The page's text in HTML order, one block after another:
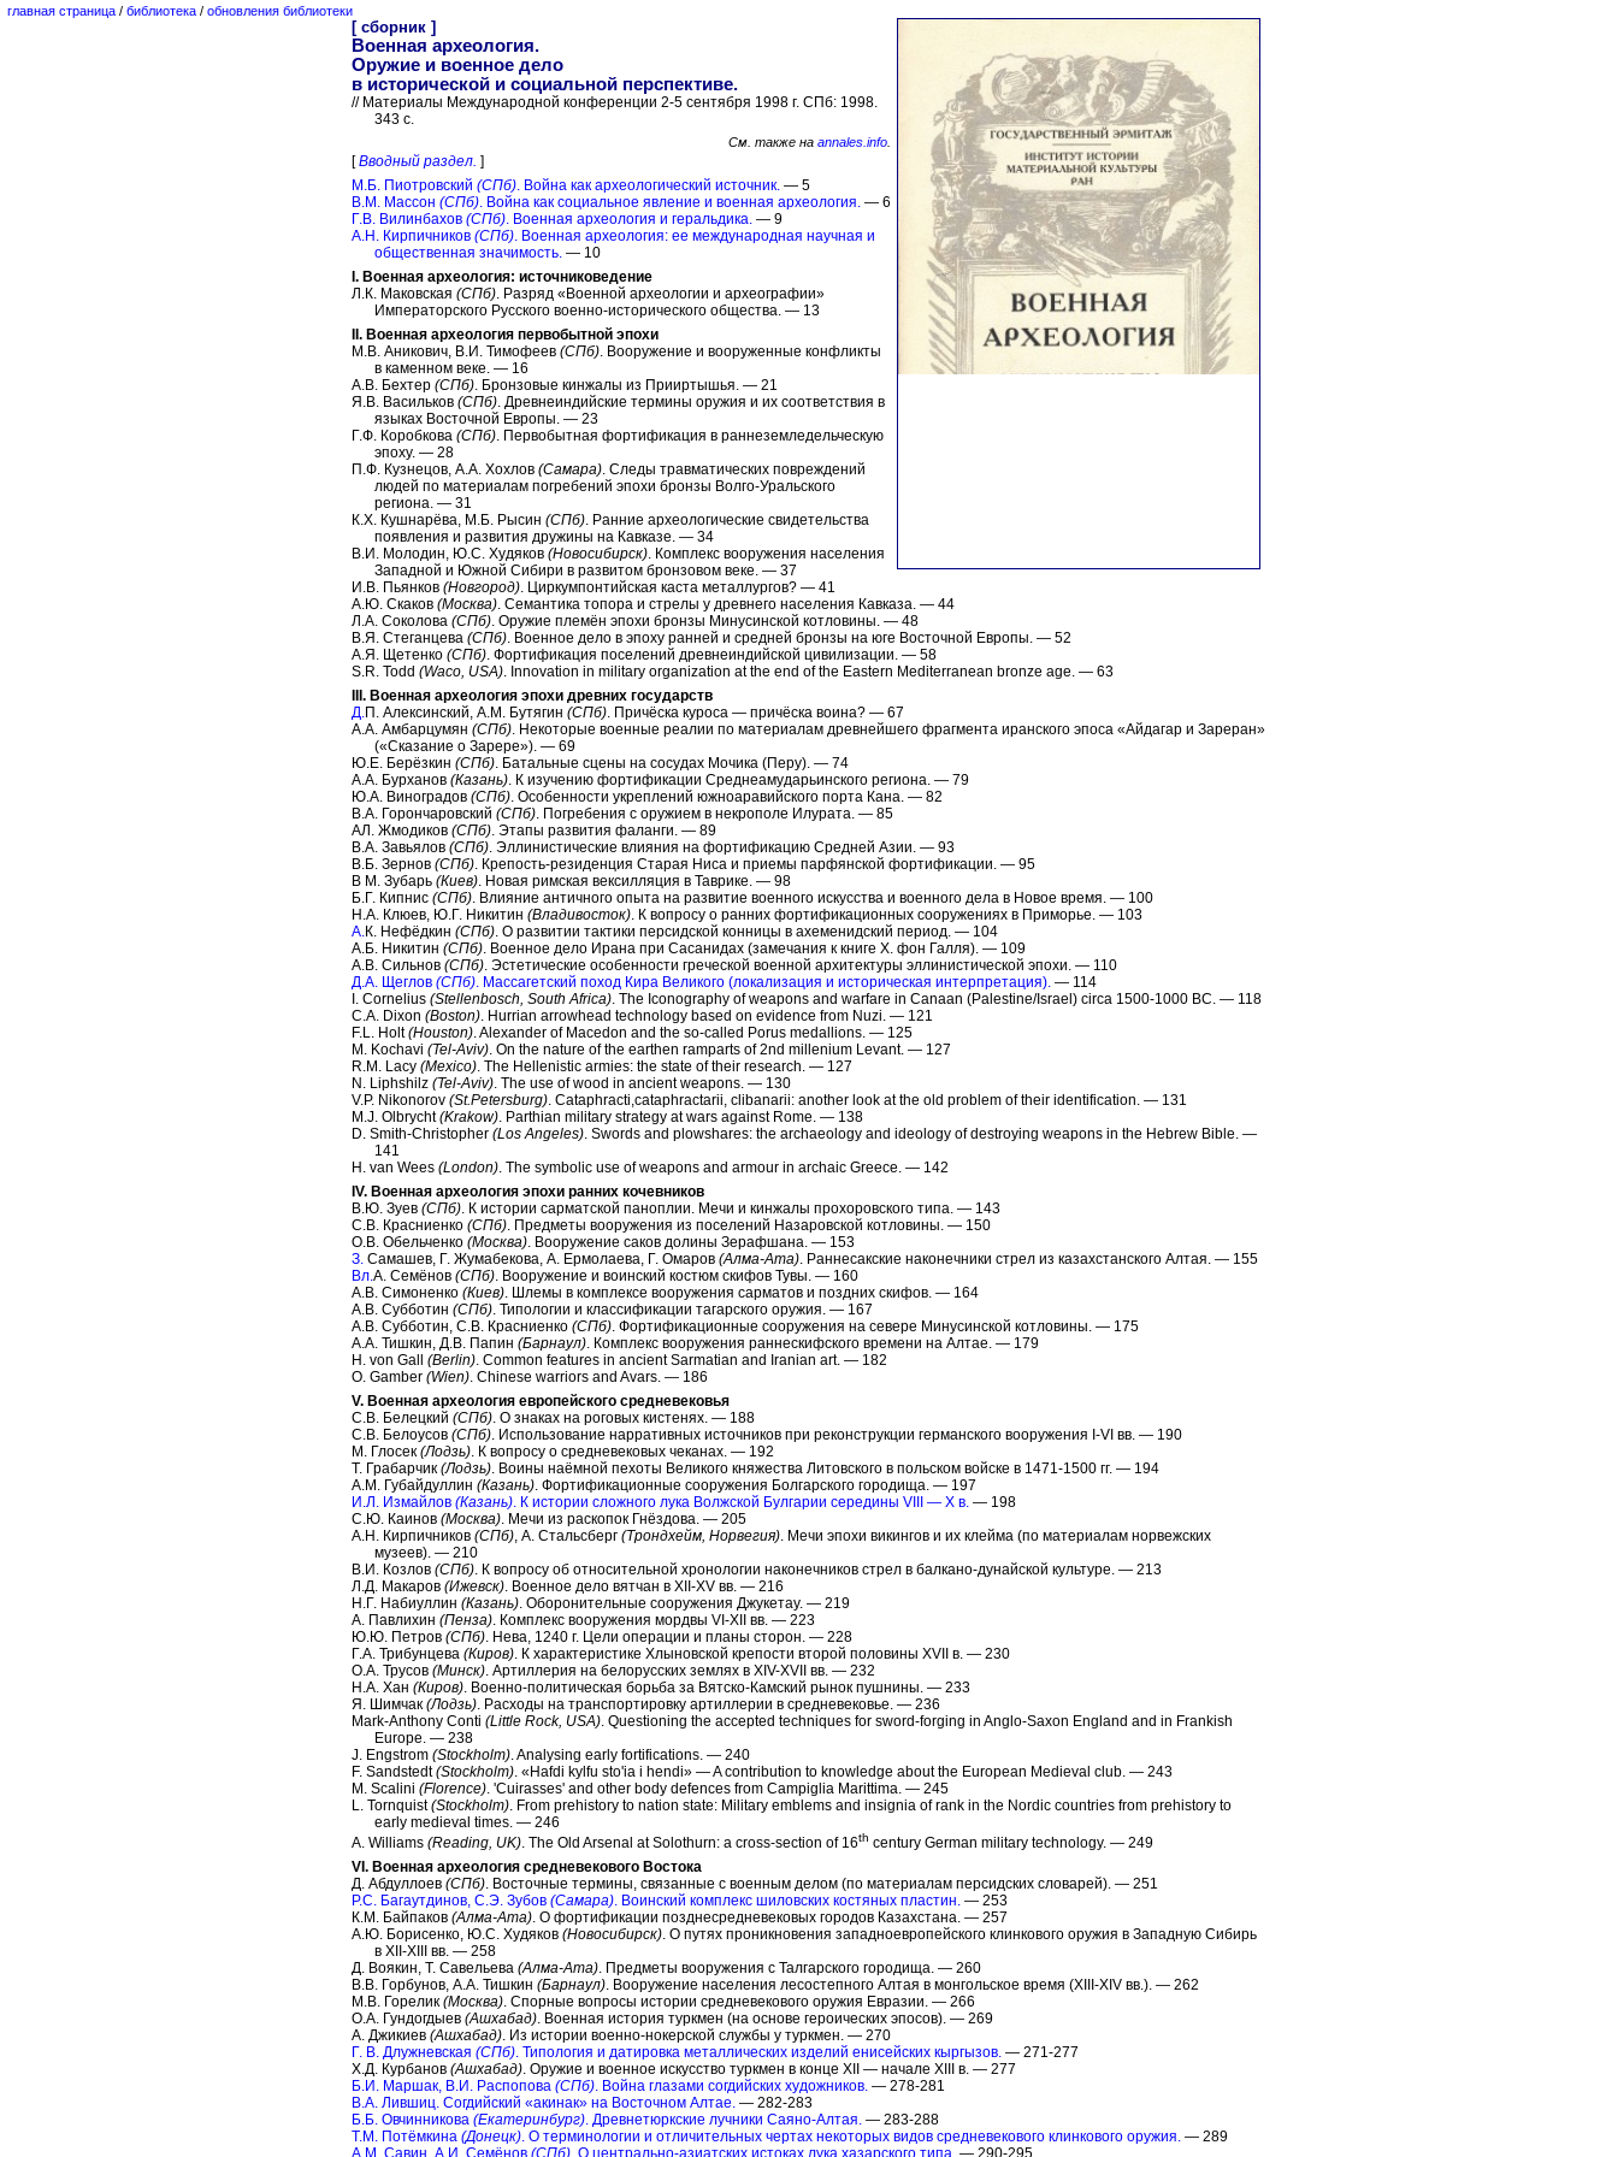
главная страница / библиотека / обновления библиотеки
[ сборник ]
Военная археология.
Оружие и военное дело
в исторической и социальной перспективе.
// Материалы Международной конференции 2-5 сентября 1998 г. СПб: 1998.
343 с.
См. также на annales.info
[Вводный раздел. ]
М.Б. Пиотровский (СПб). Война как археологический источник. — 5
В.М. Массон (СПб). Война как социальное явление и военная археология. — 6
Г.В. Вилинбахов (СПб). Военная археология и геральдика. — 9
А.Н. Кирпичников (СПб). Военная археология: ее международная научная и
общественная значимость.— 10
I. Военная археология: источниковедение
Л.К. Маковская (СПб). Разряд «Военной археологии и археографии»
Императорского Русского военно-исторического общества. — 13
II. Военная археология первобытной эпохи
М.В. Аникович, В.И. Тимофеев (СПб). Вооружение и вооруженные конфликты
в каменном веке. — 16
А.В. Бехтер (СПб). Бронзовые кинжалы из Прииртышья. — 21
Я.В. Васильков (СПб). Древнеиндийские термины оружия и их соответствия в
языках Восточной Европы. — 23
Г.Ф. Коробкова (СПб). Первобытная фортификация в раннеземледельческую
эпоху. — 28
П.Ф. Кузнецов, А.А. Хохлов (Самара). Следы травматических повреждений
людей по материалам погребений эпохи бронзы Волго-Уральского
региона. — 31
К.Х. Кушнарёва, М.Б. Рысин (СПб). Ранние археологические свидетельства
появления и развития дружины на Кавказе. — 34
В.И. Молодин, Ю.С. Худяков (Новосибирск). Комплекс вооружения населения
Западной и Южной Сибири в развитом бронзовом веке. — 37
И.В. Пьянков (Новгород). Циркумпонтийская каста металлургов? — 41
А.Ю. Скаков (Москва). Семантика топора и стрелы у древнего населения Кавказа. — 44
Л.А. Соколова (СПб). Оружие племён эпохи бронзы Минусинской котловины. — 48
В.Я. Стеганцева (СПб). Военное дело в эпоху ранней и средней бронзы на юге Восточной Европы. — 52
А.Я. Щетенко (СПб). Фортификация поселений древнеиндийской цивилизации. — 58
S.R. Todd (Waco, USA). Innovation in military organization at the end of the Eastern Mediterranean bronze age. — 63
III. Военная археология эпохи древних государств
Д.П. Алексинский, A.M. Бутягин (СПб). Причёска куроса — причёска воина? — 67
А.А. Амбарцумян (СПб). Некоторые военные реалии по материалам древнейшего фрагмента иранского эпоса «Айдагар и Зареран»
(«Сказание о Зарере»). — 69
Ю.Е. Берёзкин (СПб). Батальные сцены на сосудах Мочика (Перу). — 74
А.А. Бурханов (Казань). К изучению фортификации Среднеамударьинского региона. — 79
Ю.А. Виноградов (СПб). Особенности укреплений южноаравийского порта Кана. — 82
В.А. Горончаровский (СПб). Погребения с оружием в некрополе Илурата. — 85
АЛ. Жмодиков (СПб). Этапы развития фаланги. — 89
В.А. Завьялов (СПб). Эллинистические влияния на фортификацию Средней Азии. — 93
В.Б. Зернов (СПб). Крепость-резиденция Старая Ниса и приемы парфянской фортификации. — 95
В М. Зубарь (Киев). Новая римская вексилляция в Таврике. — 98
Б.Г. Кипнис (СПб). Влияние античного опыта на развитие военного искусства и военного дела в Новое время. — 100
Н.А. Клюев, Ю.Г. Никитин (Владивосток). К вопросу о ранних фортификационных сооружениях в Приморье. — 103
А.К. Нефёдкин (СПб). О развитии тактики персидской конницы в ахеменидский период. — 104
А.Б. Никитин (СПб). Военное дело Ирана при Сасанидах (замечания к книге X. фон Галля). — 109
А.В. Сильнов (СПб). Эстетические особенности греческой военной архитектуры эллинистической эпохи. — 110
Д.А. Щеглов (СПб). Массагетский поход Кира Великого (локализация и историческая интерпретация). — 114
I. Cornelius (Stellenbosch, South Africa). The Iconography of weapons and warfare in Canaan (Palestine/Israel) circa 1500-1000 ВС. — 118
С.A. Dixon (Boston). Hurrian arrowhead technology based on evidence from Nuzi. — 121
F.L. Holt(Houston). Alexander of Macedon and the so-called Porus medallions. — 125
M. Kochavi (Tel-Aviv). On the nature of the earthen ramparts of 2nd millenium Levant. — 127
R.M. Lacy (Mexico). The Hellenistic armies: the state of their research. — 127
N. Liphshilz (Tel-Aviv). The use of wood in ancient weapons. — 130
V.P. Nikonorov (St.Petersburg). Cataphracti,cataphractarii, clibanarii: another look at the old problem of their identification. — 131
M.J. Olbrycht(Krakow). Parthian military strategy at wars against Rome. — 138
D. Smith-Christopher (Los Angeles). Swords and plowshares: the archaeology and ideology of destroying weapons in the Hebrew Bible. —
141
H. van Wees (London). The symbolic use of weapons and armour in archaic Greece. — 142
IV. Военная археология эпохи ранних кочевников
В.Ю. Зуев (СПб). К истории сарматской паноплии. Мечи и кинжалы прохоровского типа. — 143
С.В. Красниенко (СПб). Предметы вооружения из поселений Назаровской котловины. — 150
О.В. Обельченко (Москва). Вооружение саков долины Зерафшана. — 153
З. Самашев, Г. Жумабекова, А. Ермолаева, Г. Омаров (Алма-Ата). Раннесакские наконечники стрел из казахстанского Алтая. — 155
Вл.А. Семёнов (СПб). Вооружение и воинский костюм скифов Тувы. — 160
А.В. Симоненко (Киев). Шлемы в комплексе вооружения сарматов и поздних скифов. — 164
А.В. Субботин (СПб). Типологии и классификации тагарского оружия. — 167
А.В. Субботин, С.В. Красниенко (СПб). Фортификационные сооружения на севере Минусинской котловины. — 175
А.А. Тишкин, Д.В. Папин (Барнаул). Комплекс вооружения раннескифского времени на Алтае. — 179
Н. von Gall (Berlin). Common features in ancient Sarmatian and Iranian art. — 182
O. Gamber (Wien). Chinese warriors and Avars. — 186
V. Военная археология европейского средневековья
С.В. Белецкий (СПб). О знаках на роговых кистенях. — 188
С.В. Белоусов (СПб). Использование нарративных источников при реконструкции германского вооружения I-VI вв. — 190
М. Глосек (Лодзь). К вопросу о средневековых чеканах. — 192
Т. Грабарчик (Лодзь). Воины наёмной пехоты Великого княжества Литовского в польском войске в 1471-1500 гг. — 194
A.M. Губайдуллин (Казань). Фортификационные сооружения Болгарского городища. — 197
И.Л. Измайлов (Казань). К истории сложного лука Волжской Булгарии середины VIII — X в. — 198
С.Ю. Каинов (Москва). Мечи из раскопок Гнёздова. — 205
А.Н. Кирпичников (СПб), А. Стальсберг (Трондхейм, Норвегия). Мечи эпохи викингов и их клейма (по материалам норвежских
музеев). — 210
В.И. Козлов (СПб). К вопросу об относительной хронологии наконечников стрел в балкано-дунайской культуре. — 213
Л.Д. Макаров (Ижевск). Военное дело вятчан в XII-XV вв. — 216
Н.Г. Набиуллин (Казань). Оборонительные сооружения Джукетау. — 219
А. Павлихин (Пенза). Комплекс вооружения мордвы VI-XII вв. — 223
Ю.Ю. Петров (СПб). Нева, 1240 г. Цели операции и планы сторон. — 228
Г.А. Трибунцева (Киров). К характеристике Хлыновской крепости второй половины XVII в. — 230
O.A. Трусов (Минск). Артиллерия на белорусских землях в XIV-XVII вв. — 232
Н.А. Хан (Киров). Военно-политическая борьба за Вятско-Камский рынок пушнины. — 233
Я. Шимчак (Лодзь). Расходы на транспортировку артиллерии в средневековье. — 236
Mark-Anthony Conti (Little Rock, USA). Questioning the accepted techniques for sword-forging in Anglo-Saxon England and in Frankish
Europe. — 238
J. Engstrom (Stockholm). Analysing early fortifications. — 240
F. Sandstedt(Stockholm). «Hafdi kylfu sto'ia i hendi» — A contribution to knowledge about the European Medieval club. — 243
M. Scalini (Florence). 'Cuirasses' and other body defences from Campiglia Marittima. — 245
L. Tornquist(Stockholm). From prehistory to nation state: Military emblems and insignia of rank in the Nordic countries from prehistory to
early medieval times. — 246
A. Williams (Reading, UK). The Old Arsenal at Solothurn: a cross-section of 16th century German military technology. — 249
VI. Военная археология средневекового Востока
Д. Абдуллоев (СПб). Восточные термины, связанные с военным делом (по материалам персидских словарей). — 251
P.C. Багаутдинов, С.Э. Зубов (Самара). Воинский комплекс шиловских костяных пластин. — 253
К.М. Байпаков (Алма-Ата). О фортификации позднесредневековых городов Казахстана. — 257
А.Ю. Борисенко, Ю.С. Худяков (Новосибирск). О путях проникновения западноевропейского клинкового оружия в Западную Сибирь
в XII-XIII вв. — 258
Д. Воякин, Т. Савельева (Алма-Ата). Предметы вооружения с Талгарского городища. — 260
В.В. Горбунов, А.А. Тишкин (Барнаул). Вооружение населения лесостепного Алтая в монгольское время (XIII-XIV вв.). — 262
M.B. Горелик (Москва). Спорные вопросы истории средневекового оружия Евразии. — 266
О.А. Гундогдыев (Ашхабад). Военная история туркмен (на основе героических эпосов). — 269
A. Джикиев (Ашхабад). Из истории военно-нокерской службы у туркмен. — 270
Г. В. Длужневская (СПб). Типология и датировка металлических изделий енисейских кыргызов. — 271-277
Х.Д. Курбанов (Ашхабад). Оружие и военное искусство туркмен в конце XII — начале XIII в. — 277
Б.И. Маршак, В.И. Распопова (СПб). Война глазами согдийских художников. — 278-281
В.А. Лившиц. Согдийский «акинак» на Восточном Алтае. — 282-283
Б.Б. Овчинникова (Екатеринбург). Древнетюркские лучники Саяно-Алтая. — 283-288
Т.М. Потёмкина (Донецк). О терминологии и отличительных чертах некоторых видов средневекового клинкового оружия. — 289
A.M. Савин, А.И. Семёнов (СПб) . О центрально-азиатских истоках лука хазарского типа. — 290-295